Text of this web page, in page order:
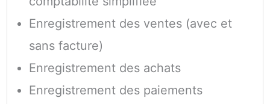
Enregistrement des ventes (avec et
sans facture)
Enregistrement des achats
Enregistrement des paiements